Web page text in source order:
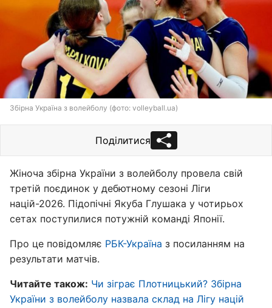
Збірна Україна з волейболу (фото: volleyball.ua)
Поділитися
Жіноча збірна України з волейболу провела свій
третій поєдинок у дебютному сезоні Ліги
націй-2026. Підопічні Якуба Глушака у чотирьох
сетах поступилися потужній команді Японії.
Про це повідомляє РБК-Україна з посиланням на
результати матчів.
Читайте також: Чи зіграє Плотницький? Збірна
України з волейболу назвала склад на Лігу націй